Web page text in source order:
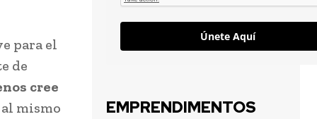
para el
de
cree
al mismo
Únete Aquí
EMPRENDIMENTOS